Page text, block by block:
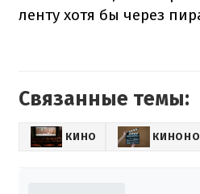
ленту хотя бы через
Связанные темы:
КИНО